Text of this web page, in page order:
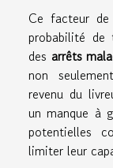
Ce facteur de
probabilité de
des arrêts
non
revenu du
un manque à
potentielles
limiter leur